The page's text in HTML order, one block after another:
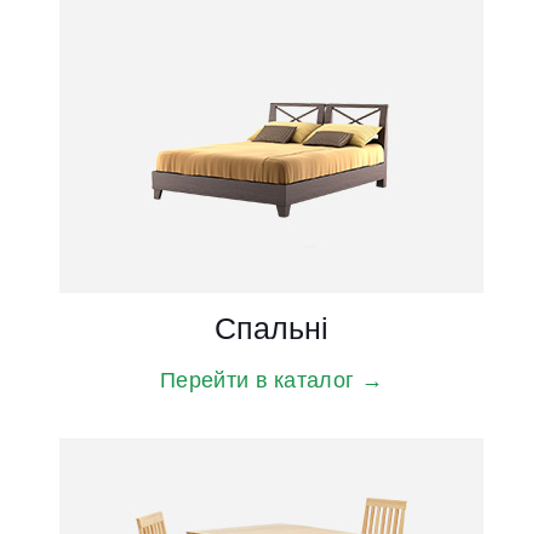
Столи і стільці
Перейти в каталог →
Спальні
Перейти в каталог →